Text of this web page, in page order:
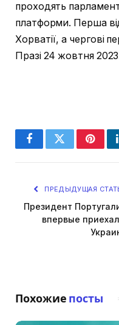
проходять
платформи. Перша
Хорватії, а чергові
Празі 24 жовтня
FacebookTwitter
ПРЕДЫДУЩАЯ
Президент
впервые
Похожие посты